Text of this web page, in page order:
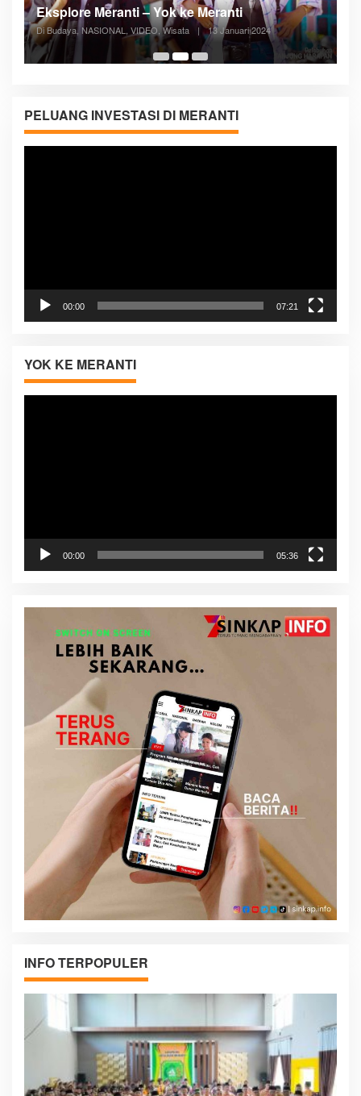
05:08
Posyandu Melayani Semua Siklus Hidup
Di ADVERTORIAL, Kesehatan, VIDEO 27 Desember 2023
PELUANG INVESTASI DI MERANTI
00:00 07:21
YOK KE MERANTI
00:00 05:36
INFO TERPOPULER